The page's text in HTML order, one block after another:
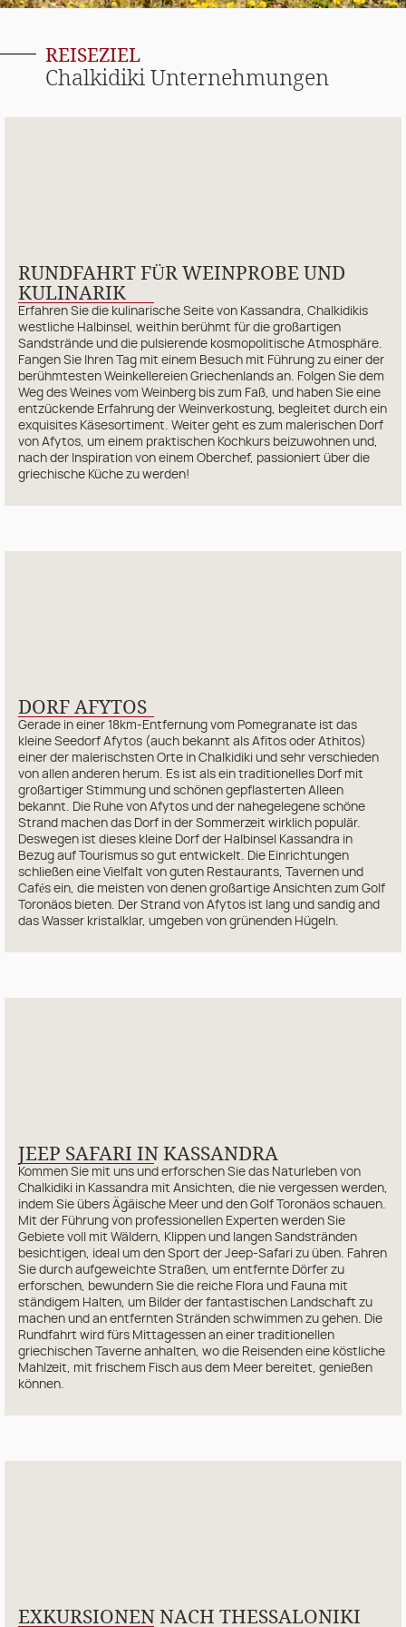
REISEZIEL
Chalkidiki Unternehmungen
RUNDFAHRT FÜR WEINPROBE UND
KULINARIK
Erfahren Sie die kulinarische Seite von Kassandra, Chalkidikis
westliche Halbinsel, weithin berühmt für die großartigen
Sandstrände und die pulsierende kosmopolitische Atmosphäre.
Fangen Sie Ihren Tag mit einem Besuch mit Führung zu einer der
berühmtesten Weinkellereien Griechenlands an. Folgen Sie dem
Weg des Weines vom Weinberg bis zum Faß, und haben Sie eine
entzückende Erfahrung der Weinverkostung, begleitet durch ein
exquisites Käsesortiment. Weiter geht es zum malerischen Dorf
von Afytos, um einem praktischen Kochkurs beizuwohnen und,
nach der Inspiration von einem Oberchef, passioniert über die
griechische Küche zu werden!
DORF AFYTOS
Gerade in einer 18km-Entfernung vom Pomegranate ist das
kleine Seedorf Afytos (auch bekannt als Afitos oder Athitos)
einer der malerischsten Orte in Chalkidiki und sehr verschieden
von allen anderen herum. Es ist als ein traditionelles Dorf mit
großartiger Stimmung und schönen gepflasterten Alleen
bekannt. Die Ruhe von Afytos und der nahegelegene schöne
Strand machen das Dorf in der Sommerzeit wirklich populär.
Deswegen ist dieses kleine Dorf der Halbinsel Kassandra in
Bezug auf Tourismus so gut entwickelt. Die Einrichtungen
schließen eine Vielfalt von guten Restaurants, Tavernen und
Cafés ein, die meisten von denen großartige Ansichten zum Golf
Toronäos bieten. Der Strand von Afytos ist lang und sandig and
das Wasser kristalklar, umgeben von grünenden Hügeln.
JEEP SAFARI IN KASSANDRA
Kommen Sie mit uns und erforschen Sie das Naturleben von
Chalkidiki in Kassandra mit Ansichten, die nie vergessen werden,
indem Sie übers Ägäische Meer und den Golf Toronäos schauen.
Mit der Führung von professionellen Experten werden Sie
Gebiete voll mit Wäldern, Klippen und langen Sandstränden
besichtigen, ideal um den Sport der Jeep-Safari zu üben. Fahren
Sie durch aufgeweichte Straßen, um entfernte Dörfer zu
erforschen, bewundern Sie die reiche Flora und Fauna mit
ständigem Halten, um Bilder der fantastischen Landschaft zu
machen und an entfernten Stränden schwimmen zu gehen. Die
Rundfahrt wird fürs Mittagessen an einer traditionellen
griechischen Taverne anhalten, wo die Reisenden eine köstliche
Mahlzeit, mit frischem Fisch aus dem Meer bereitet, genießen
können.
EXKURSIONEN NACH THESSALONIKI